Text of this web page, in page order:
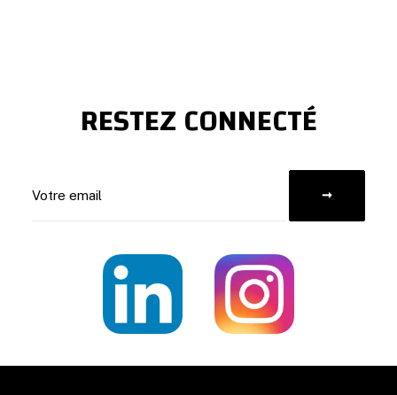
RESTEZ CONNECTÉ